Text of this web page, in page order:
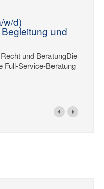
w/d)
und
und BeratungDie
Full-Service-Beratung